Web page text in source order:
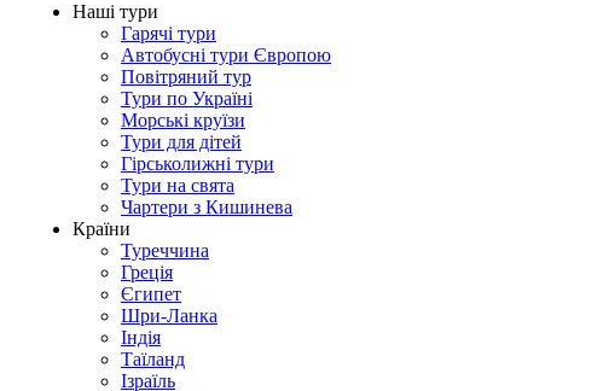
Наші тури
Гарячі тури
Автобусні тури Європою
Повітряний тур
Тури по Україні
Морські круїзи
Тури для дітей
Гірськолижні тури
Тури на свята
Чартери з Кишинева
Країни
Туреччина
Греція
Єгипет
Шри-Ланка
Індія
Таїланд
Ізраїль